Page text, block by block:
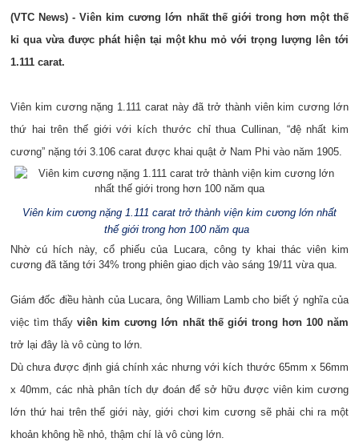
(VTC News) - Viên kim cương lớn nhất thế giới trong hơn một thế
kỉ qua vừa được phát hiện tại một khu mỏ với trọng lượng lên tới
1.111 carat.
Viên kim cương nặng 1.111 carat này đã trở thành viên kim cương lớn
thứ hai trên thế giới với kích thước chỉ thua Cullinan, “đệ nhất kim
cương” nặng tới 3.106 carat được khai quật ở Nam Phi vào năm 1905.
Viên kim cương nặng 1.111 carat trở thành viện kim cương lớn nhất
thế giới trong hơn 100 năm qua
Nhờ cú hích này, cổ phiếu của Lucara, công ty khai thác viên kim
cương đã tăng tới 34% trong phiên giao dịch vào sáng 19/11 vừa qua.
Giám đốc điều hành của Lucara, ông William Lamb cho biết ý nghĩa của
việc tìm thấyviên kim cương lớn nhất thế giới trong hơn 100 năm
trở lại đây là vô cùng to lớn.
Dù chưa được định giá chính xác nhưng với kích thước 65mm x 56mm
x 40mm, các nhà phân tích dự đoán để sở hữu được viên kim cương
lớn thứ hai trên thế giới này, giới chơi kim cương sẽ phải chi ra một
khoản không hề nhỏ, thậm chí là vô cùng lớn.